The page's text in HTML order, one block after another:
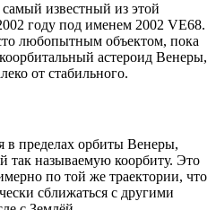
известный из этой
году под именем 2002 VE68.
любопытным объектом, пока
астероид Венеры,
от стабильного.
в пределах орбиты Венеры,
так называемую коорбиту. Это
по той же траектории, что
сближаться с другими